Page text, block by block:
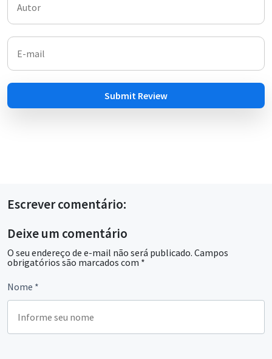
Submit Review
Escrever comentário:
Deixe um comentário
O seu endereço de e-mail não será publicado. Campos
obrigatórios são marcados com *
Nome *